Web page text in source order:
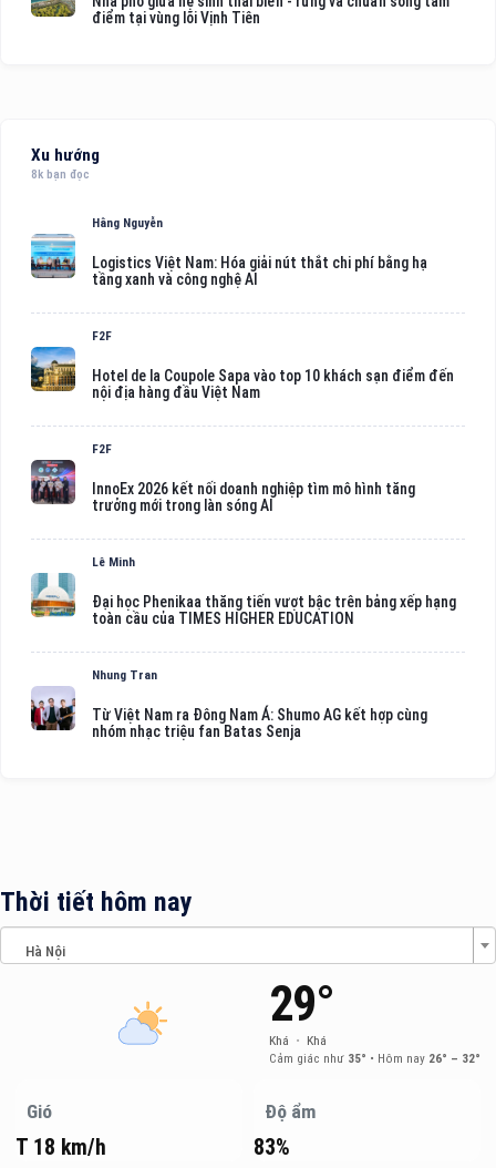
điểm tại vùng lõi Vịnh Tiên
Xu hướng
8k bạn đọc
Hằng Nguyễn
Logistics Việt Nam: Hóa giải nút thắt chi phí bằng hạ
tầng xanh và công nghệ AI
F2F
Hotel de la Coupole Sapa vào top 10 khách sạn điểm đến
nội địa hàng đầu Việt Nam
F2F
InnoEx 2026 kết nối doanh nghiệp tìm mô hình tăng
trưởng mới trong làn sóng AI
Lê Minh
Đại học Phenikaa thăng tiến vượt bậc trên bảng xếp hạng
toàn cầu của TIMES HIGHER EDUCATION
Nhung Tran
Từ Việt Nam ra Đông Nam Á: Shumo AG kết hợp cùng
nhóm nhạc triệu fan Batas Senja
Thời tiết hôm nay
Hà Nội
29°
Khá • Khá
Cảm giác như 35° • Hôm nay 26° – 32°
Gió
T 18 km/h
Độ ẩm
83%